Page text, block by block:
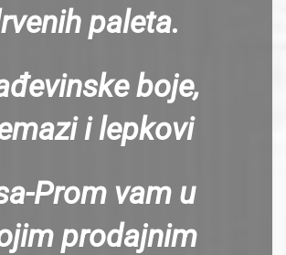
paleta.
boje,
i lepkovi
Prom vam u
prodajnim